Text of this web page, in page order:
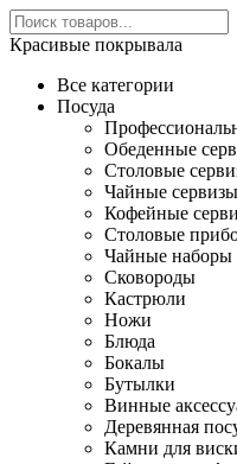
Красивые покрывала
Все категории
Посуда
Обеденные
Столовые
Чайные сервизы
Кофейные
Столовые
Чайные наборы
Сковороды
Кастрюли
Ножи
Блюда
Бокалы
Бутылки
Винные
Деревянная
Камни для